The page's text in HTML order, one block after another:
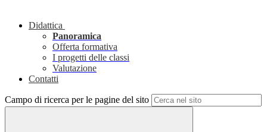
Didattica
Panoramica
Offerta formativa
I progetti delle classi
Valutazione
Contatti
Campo di ricerca per le pagine del sito